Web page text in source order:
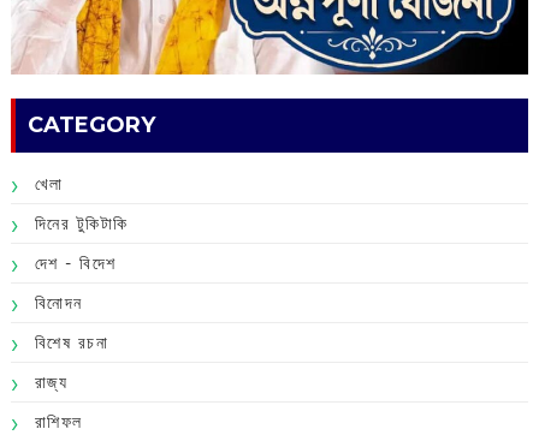
CATEGORY
খেলা
দিনের টুকিটাকি
দেশ - বিদেশ
বিনোদন
বিশেষ রচনা
রাজ্য
রাশিফল